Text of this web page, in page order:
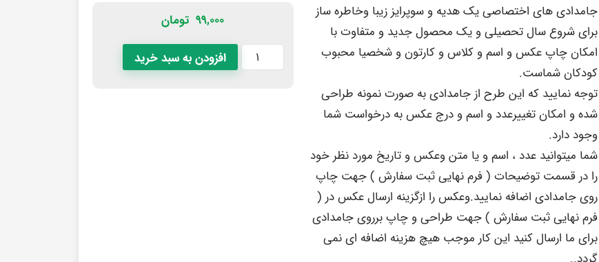
جامدادی های اختصاصی یک هدیه و سوپرایز زیبا وخاطره ساز
برای شروع سال تحصیلی و یک محصول جدید و متفاوت با
امکان چاپ عکس و اسم و کلاس و کارتون و شخصیا محبوب
کودکان شماست.
توجه نمایید که این طرح از جامدادی به صورت نمونه طراحی
شده و امکان تغییرعدد و اسم و درج عکس به درخواست شما
وجود دارد.
شما میتوانید عدد ، اسم و یا متن وعکس و تاریخ مورد نظر خود
را در قسمت توضیحات ( فرم نهایی ثبت سفارش ) جهت چاپ
روی جامدادی اضافه نمایید.وعکس را ازگزینه ارسال عکس در (
فرم نهایی ثبت سفارش ) جهت طراحی و چاپ برروی جامدادی
برای ما ارسال کنید این کار موجب هیچ هزینه اضافه ای نمی
۹۹,۰۰۰ تومان
افزودن به سبد خرید